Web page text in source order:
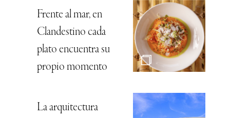
Frente al mar, en
Clandestino cada
plato encuentra su
propio momento
La arquitectura